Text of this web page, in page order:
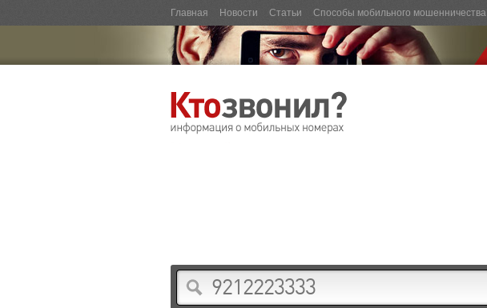
Главная Новости Статьи Способы мобильного мошенничества